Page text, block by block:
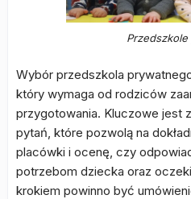
Wybór przedszkola
który wymaga od rodziców
przygotowania. Kluczowe jest
pytań, które pozwolą na
placówki i ocenę, czy
potrzebom dziecka oraz
krokiem powinno być